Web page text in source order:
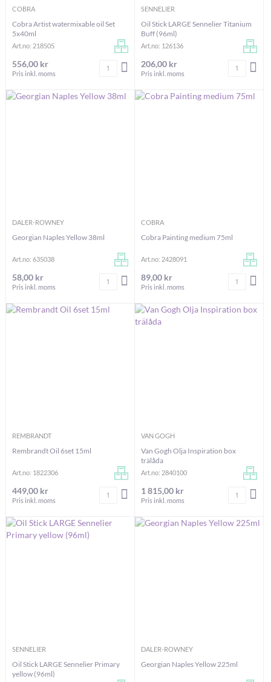
COBRA
Cobra Artist watermixable oil Set
5x40ml
Art.no: 218505
556,00 kr
Pris inkl. moms
Antal LÄGG I VARUKORGEN
SENNELIER
Oil Stick LARGE Sennelier Titanium
Buff (96ml)
Art.no: 126136
206,00 kr
Pris inkl. moms
Antal
DALER-ROWNEY
Georgian Naples Yellow 38ml
Art.no: 635038
58,00 kr
Pris inkl. moms
Antal LÄGG I VARUKORGEN
COBRA
Cobra Painting medium 75ml
Art.no: 2428091
89,00 kr
Pris inkl. moms
Antal
REMBRANDT
Rembrandt Oil 6set 15ml
Art.no: 1822306
449,00 kr
Pris inkl. moms
Antal LÄGG I VARUKORGEN
VAN GOGH
Van Gogh Olja Inspiration box
trälåda
Art.no: 2840100
1 815,00 kr
Pris inkl. moms
Antal
SENNELIER
Oil Stick LARGE Sennelier Primary
yellow (96ml)
DALER-ROWNEY
Georgian Naples Yellow 225ml